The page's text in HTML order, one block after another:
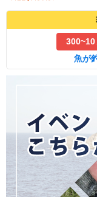
300~10
魚が